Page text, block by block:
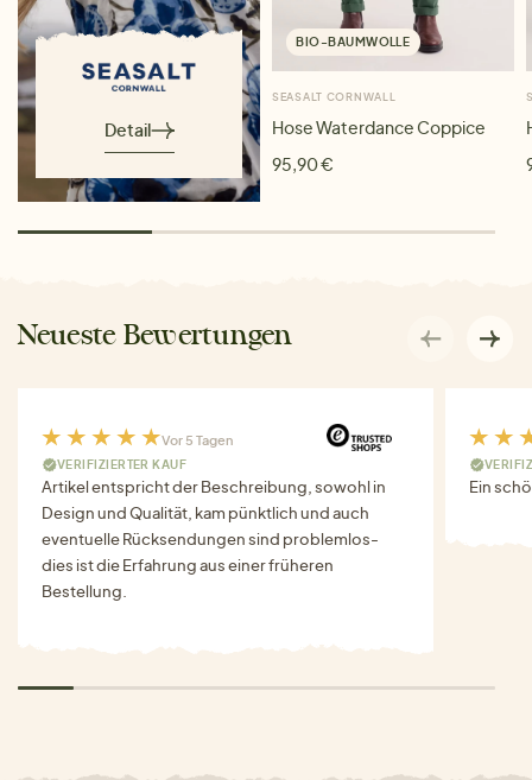
Detail
BIO-BAUMWOLLE
SEASALT CORNWALL
Hose Waterdance Coppice
95,90 €
Neueste Bewertungen
Vor 5 Tagen
VERIFIZIERTER KAUF
Artikel entspricht der Beschreibung, sowohl in
Design und Qualität, kam pünktlich und auch
eventuelle Rücksendungen sind problemlos-
dies ist die Erfahrung aus einer früheren
Bestellung.
Ein